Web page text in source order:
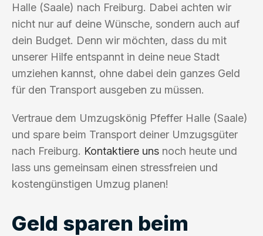
Halle (Saale) nach Freiburg. Dabei achten wir
nicht nur auf deine Wünsche, sondern auch auf
dein Budget. Denn wir möchten, dass du mit
unserer Hilfe entspannt in deine neue Stadt
umziehen kannst, ohne dabei dein ganzes Geld
für den Transport ausgeben zu müssen.
Vertraue dem Umzugskönig Pfeffer Halle (Saale)
und spare beim Transport deiner Umzugsgüter
nach Freiburg. Kontaktiere uns noch heute und
lass uns gemeinsam einen stressfreien und
kostengünstigen Umzug planen!
Geld sparen beim